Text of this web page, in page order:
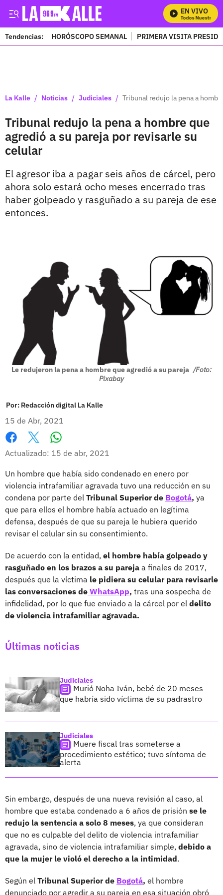
EN VIVO
Mira Todos Nuestros
Tendencias: HORÓSCOPO SEMANAL PRIMERA VISITA
La Kalle / Noticias / Judiciales / Tribunal redujo la pena a
Tribunal redujo la pena a hombre que
agredió a su pareja por revisarle su
celular
El agresor iba a pagar seis años de cárcel, pero
ahora solo estará ocho meses encerrado tras
haber golpeado y rasguñado a su pareja de ese
entonces.
Le redujeron la pena a hombre que agredió a su pareja /Foto:
Pixabay
Por: Redacción digital La Kalle
15 de Abr, 2021
Facebook
X
Actualizado: 15 de abr, 2021
Un hombre que había sido condenado en enero por
violencia intrafamiliar agravada tuvo una reducción en su
condena por parte del Tribunal Superior de Bogotá, ya
que para ellos el hombre había actuado en legítima
defensa, después de que su pareja le hubiera querido
revisar el celular sin su consentimiento.
De acuerdo con la entidad, el hombre había golpeado y
rasguñado en los brazos a su pareja a finales de 2017,
después que la víctima le pidiera su celular para revisarle
las conversaciones de WhatsApp, tras una sospecha de
infidelidad, por lo que fue enviado a la cárcel por el delito
de violencia intrafamiliar agravada.
Últimas noticias
Judiciales
Murió Noha Iván, bebé de 20 meses
que habría sido víctima de su padrastro
Judiciales
Muere fiscal tras someterse a
procedimiento estético; tuvo síntoma de
alerta
Sin embargo, después de una nueva revisión al caso, al
hombre que estaba condenado a 6 años de prisión se le
redujo la sentencia a solo 8 meses, ya que consideran
que no es culpable del delito de violencia intrafamiliar
agravada, sino de violencia intrafamiliar simple, debido a
que la mujer le violó el derecho a la intimidad.
Según el Tribunal Superior de Bogotá, el hombre
denunciado por agredir a su pareja en esa situación obró